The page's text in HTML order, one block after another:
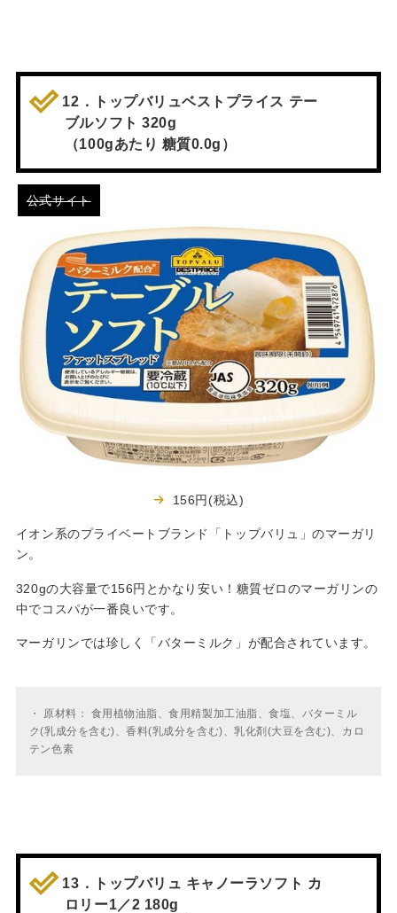
12．トップバリュベストプライス テー
ブルソフト 320g
（100gあたり 糖質0.0g）
公式サイト
156円(税込)
イオン系のプライベートブランド「トップバリュ」のマーガリ
ン。
320gの大容量で156円とかなり安い！糖質ゼロのマーガリンの
中でコスパが一番良いです。
マーガリンでは珍しく「バターミルク」が配合されています。
・
原材料： 食用植物油脂、食用精製加工油脂、食塩、バターミル
ク(乳成分を含む)、香料(乳成分を含む)、乳化剤(大豆を含む)、カロ
テン色素
13．トップバリュ キャノーラソフト カ
ロリー1／2 180g